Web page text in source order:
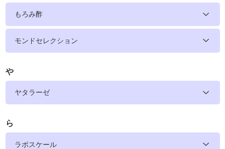
もろみ酢
モンドセレクション
や
ヤタラーゼ
ら
ラボスケール